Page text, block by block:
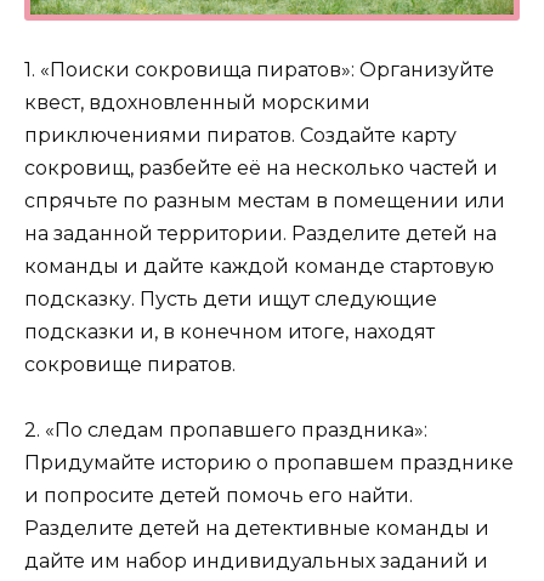
1. «Поиски сокровища пиратов»: Организуйте
квест, вдохновленный морскими
приключениями пиратов. Создайте карту
сокровищ, разбейте её на несколько частей и
спрячьте по разным местам в помещении или
на заданной территории. Разделите детей на
команды и дайте каждой команде стартовую
подсказку. Пусть дети ищут следующие
подсказки и, в конечном итоге, находят
сокровище пиратов.
2. «По следам пропавшего праздника»:
Придумайте историю о пропавшем празднике
и попросите детей помочь его найти.
Разделите детей на детективные команды и
дайте им набор индивидуальных заданий и